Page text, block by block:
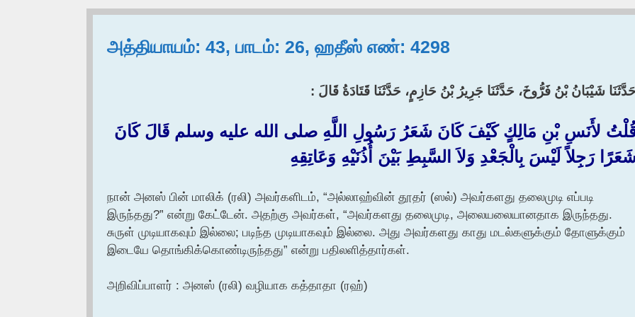
அத்தியாயம்: 43, பாடம்: 26, ஹதீஸ் எண்: 4298
حَدَّثَنَا شَيْبَانُ بْنُ فَرُّوخَ، حَدَّثَنَا جَرِيرُ بْنُ حَازِمٍ، حَدَّثَنَا قَتَادَةُ قَالَ :‏
لأَنَسِ بْنِ مَالِكٍ كَيْفَ كَانَ شَعَرُ رَسُولِ اللَّهِ صلى الله عليه وسلم قَالَ كَانَ
رَجِلاً لَيْسَ بِالْجَعْدِ وَلاَ السَّبِطِ بَيْنَ أُذُنَيْهِ وَعَاتِقِهِ
நான் அனஸ் பின் மாலிக் (ரலி) அவர்களிடம், “அல்லாஹ்வின் தூதர் (ஸல்) அவர்களது தலைமுடி எப்படி
இருந்தது?” என்று கேட்டேன். அதற்கு அவர்கள், “அவர்களது தலைமுடி, அலையலையானதாக இருந்தது.
சுருள் முடியாகவும் இல்லை; படிந்த முடியாகவும் இல்லை. அது அவர்களது காது மடல்களுக்கும் தோளுக்கும்
இடையே தொங்கிக்கொண்டிருந்தது” என்று பதிலளித்தார்கள்.
அறிவிப்பாளர் : அனஸ் (ரலி) வழியாக கத்தாதா (ரஹ்)